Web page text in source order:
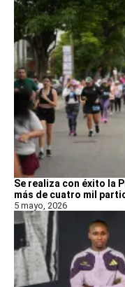
Se realiza con éxito la
más de cuatro mil
5 mayo, 2026